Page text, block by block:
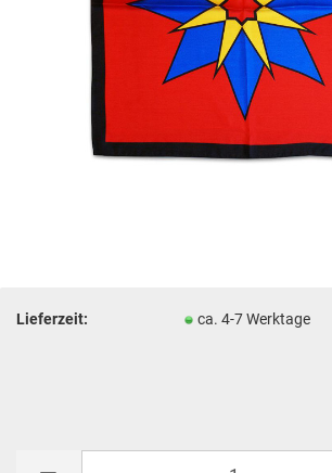
Lieferzeit: ca. 4-7 Werktage